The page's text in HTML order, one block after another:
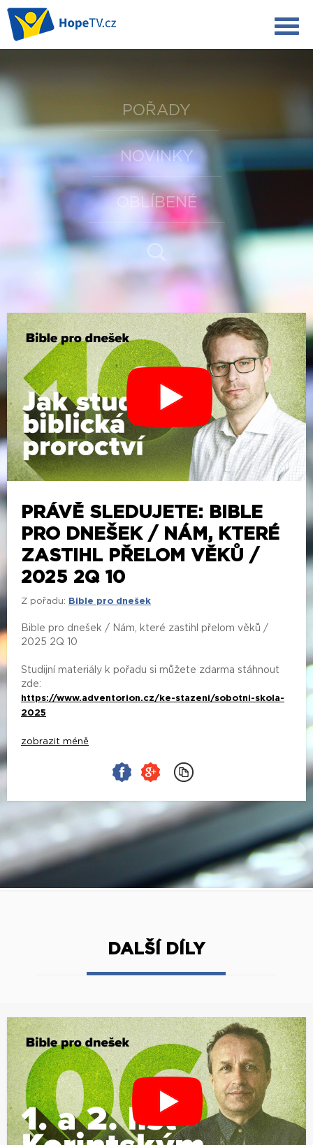
POŘADY
NOVINKY
OBLÍBENÉ
PRÁVĚ SLEDUJETE: BIBLE
PRO DNEŠEK / NÁM, KTERÉ
ZASTIHL PŘELOM VĚKŮ /
2025 2Q 10
Z pořadu: Bible pro dnešek
Bible pro dnešek / Nám, které zastihl přelom věků /
2025 2Q 10
Studijní materiály k pořadu si můžete zdarma stáhnout
zde:
https://www.adventorion.cz/ke-stazeni/sobotni-skola-
2025
zobrazit méně
DALŠÍ DÍLY